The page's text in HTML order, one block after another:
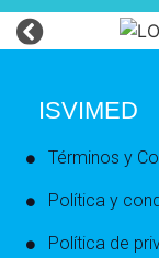
ISVIMED
Términos y
Política y
Política de